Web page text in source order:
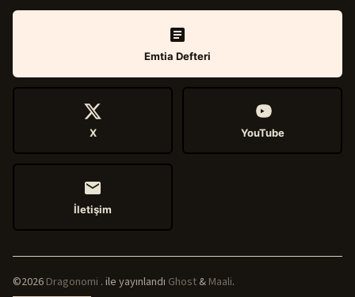
Emtia Defteri
X YouTube
İletişim
©2026Dragonomi .ile yayınlandı Ghost&Maali.